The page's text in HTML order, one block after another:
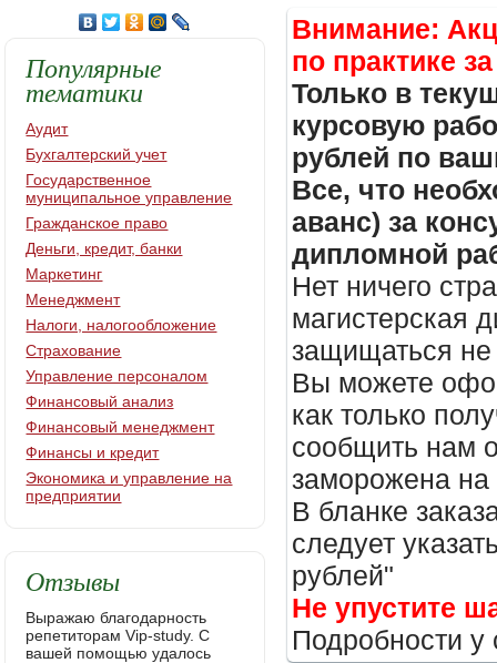
Внимание:
по практике
Только в
курсовую
рублей по
Все, что
аванс) за
дипломной
Нет ничего
магистерская
защищаться не
Вы можете
как только
сообщить нам
заморожена
В бланке
следует
рублей"
Не упустите
Подробности
Популярные
тематики
Аудит
Бухгалтерский учет
Государственное
муниципальное управление
Гражданское право
Деньги, кредит, банки
Маркетинг
Менеджмент
Налоги, налогообложение
Страхование
Управление персоналом
Финансовый анализ
Финансовый менеджмент
Финансы и кредит
Экономика и управление на
предприятии
Отзывы
Выражаю благодарность
репетиторам Vip-study. С
вашей помощью удалось